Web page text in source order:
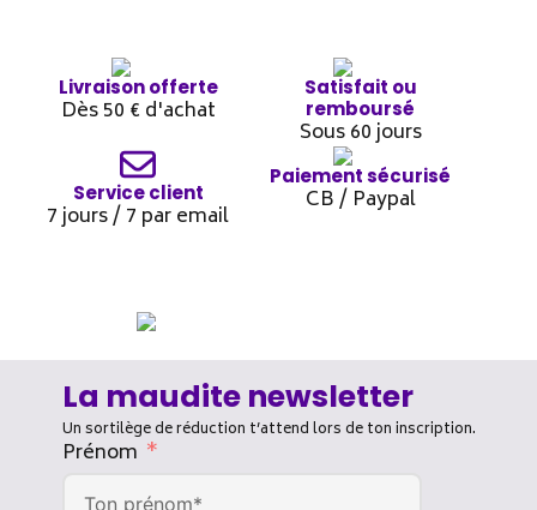
Livraison offerte
Dès 50 € d'achat
Satisfait ou
remboursé
Sous 60 jours
Service client
7 jours / 7 par email
Paiement sécurisé
CB / Paypal
La maudite newsletter
Un sortilège de réduction t’attend lors de ton inscription.
Prénom